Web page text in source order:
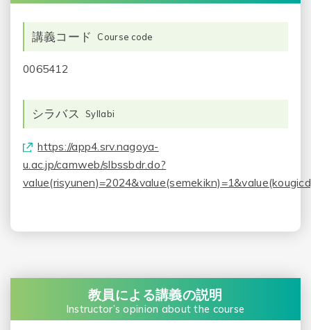
講義コード Course code
0065412
シラバス Syllabi
https://app4.srv.nagoya-
u.ac.jp/camweb/slbssbdr.do?
教員による講義の説明
Instructor’s opinion about the course